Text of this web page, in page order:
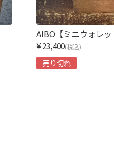
AIBO【ミニウォレ
¥23,400(税込)
売り切れ